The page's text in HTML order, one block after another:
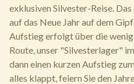
exklusiven Silvester-Reise.
auf das Neue Jahr auf dem
Aufstieg erfolgt über die
Route, unser "Silvesterlager"
dann einen kurzen Aufstieg
alles klappt, feiern Sie den